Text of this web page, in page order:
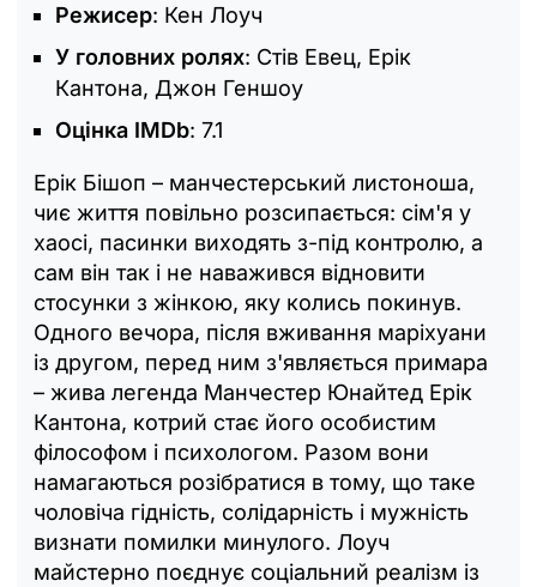
Режисер: Кен Лоуч
У головних ролях: Стів Евец, Ерік
Кантона, Джон Геншоу
Оцінка IMDb: 7.1
Ерік Бішоп – манчестерський листоноша,
чиє життя повільно розсипається: сім'я у
хаосі, пасинки виходять з-під контролю, а
сам він так і не наважився відновити
стосунки з жінкою, яку колись покинув.
Одного вечора, після вживання маріхуани
із другом, перед ним з'являється примара
– жива легенда Манчестер Юнайтед Ерік
Кантона, котрий стає його особистим
філософом і психологом. Разом вони
намагаються розібратися в тому, що таке
чоловіча гідність, солідарність і мужність
визнати помилки минулого. Лоуч
майстерно поєднує соціальний реалізм із